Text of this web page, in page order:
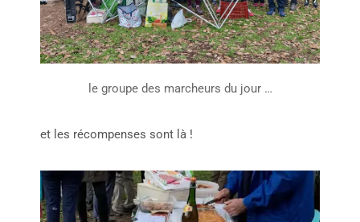
le groupe des marcheurs du jour …
et les récompenses sont là !